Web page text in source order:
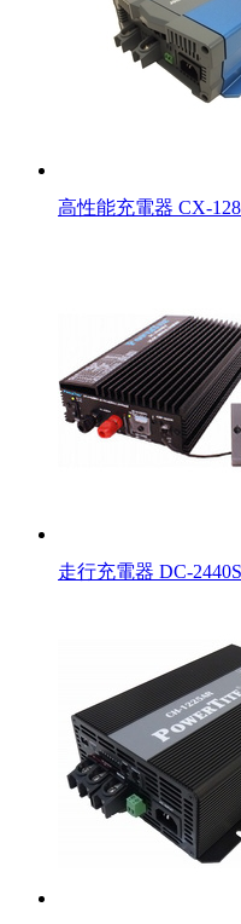
高性能充電器 CX-
走行充電器 DC-